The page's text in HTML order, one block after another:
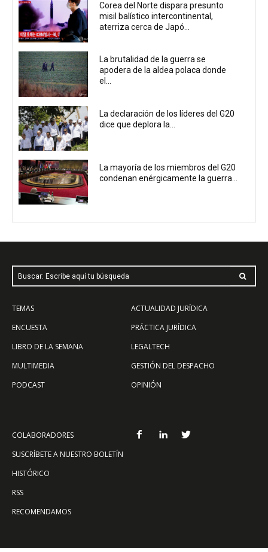
Corea del Norte dispara presunto
misil balístico intercontinental,
aterriza cerca de Japó...
La brutalidad de la guerra se
apodera de la aldea polaca donde
el...
La declaración de los líderes del G20
dice que deplora la...
La mayoría de los miembros del G20
condenan enérgicamente la guerra...
Buscar: Escribe aquí tu búsqueda
TEMAS
ENCUESTA
LIBRO DE LA SEMANA
MULTIMEDIA
PODCAST
ACTUALIDAD JURÍDICA
PRÁCTICA JURÍDICA
LEGALTECH
GESTIÓN DEL DESPACHO
OPINIÓN
COLABORADORES
SUSCRÍBETE A NUESTRO BOLETÍN
HISTÓRICO
RSS
RECOMENDAMOS